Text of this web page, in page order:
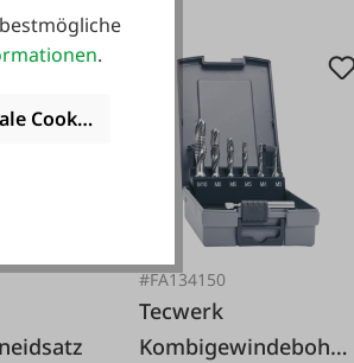
#FA134150
Tecwerk
Kombigewindebohre
.
Cookies akzeptieren